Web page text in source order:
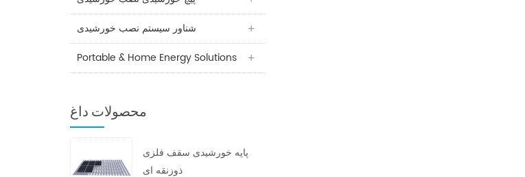
شناور سیستم نصب خورشیدی
Portable & Home Energy Solutions
محصولات داغ
پایه خورشیدی سقف فلزی
ذوزنقه ای